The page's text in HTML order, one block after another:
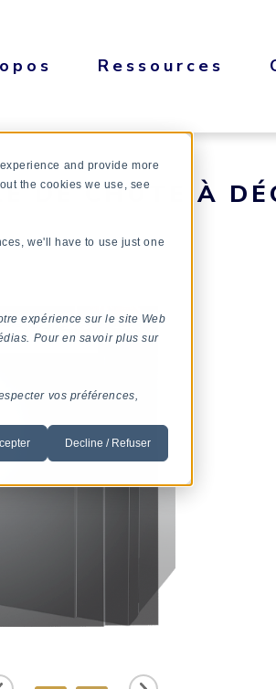
and provide more
the cookies we use, see
we'll have to use just one
expérience sur le site Web
Pour en savoir plus sur
vos préférences,
Decline / Refuser
Ressources
DE CHUTE À